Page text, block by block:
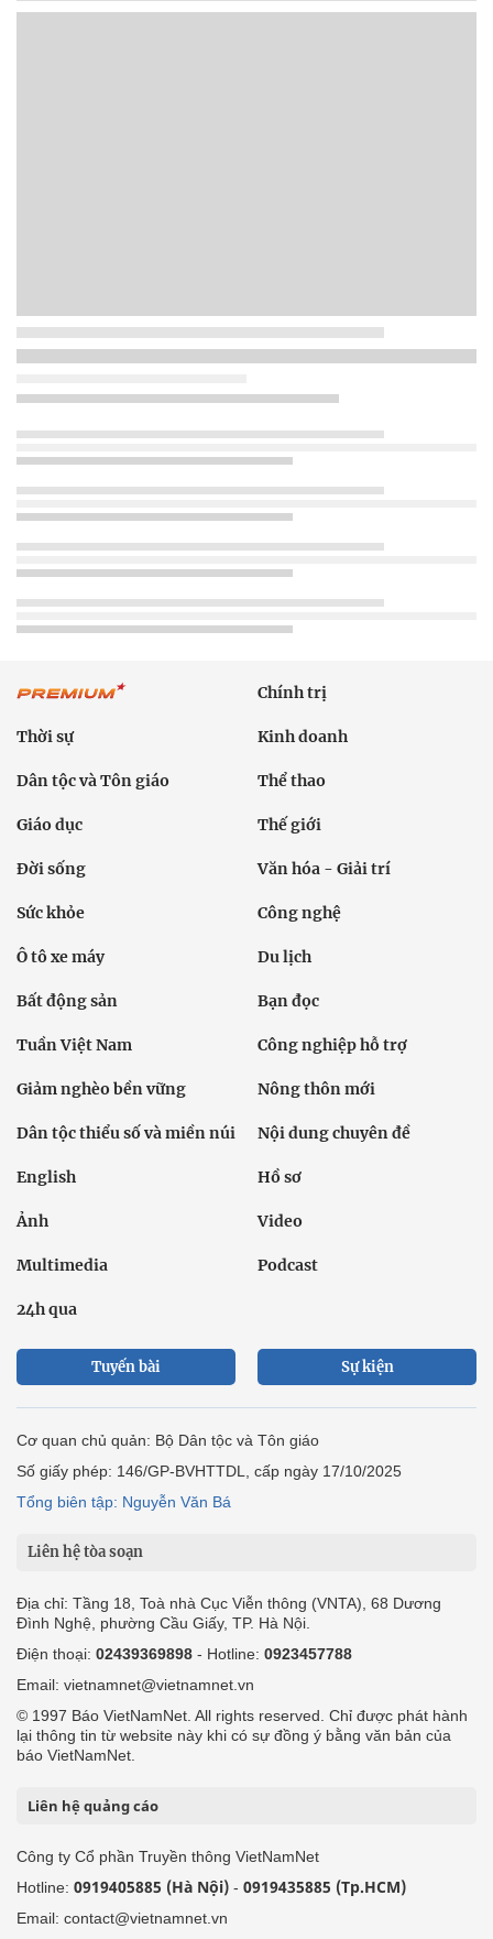
Chính trị
Thời sự Kinh doanh
Dân tộc và Tôn giáo Thể thao
Giáo dục Thế giới
Đời sống Văn hóa - Giải trí
Sức khỏe Công nghệ
Ô tô xe máy Du lịch
Bất động sản Bạn đọc
Tuần Việt Nam Công nghiệp hỗ trợ
Giảm nghèo bền vững Nông thôn mới
Dân tộc thiểu số và miền núi Nội dung chuyên đề
English Hồ sơ
Ảnh Video
Multimedia Podcast
24h qua
Tuyến bài Sự kiện
Cơ quan chủ quản: Bộ Dân tộc và Tôn giáo
Số giấy phép: 146/GP-BVHTTDL, cấp ngày 17/10/2025
Tổng biên tập: Nguyễn Văn Bá
Liên hệ tòa soạn
Địa chỉ: Tầng 18, Toà nhà Cục Viễn thông (VNTA), 68 Dương
Đình Nghệ, phường Cầu Giấy, TP. Hà Nội.
Điện thoại: 02439369898 - Hotline: 0923457788
Email: vietnamnet@vietnamnet.vn
© 1997 Báo VietNamNet. All rights reserved. Chỉ được phát hành
lại thông tin từ website này khi có sự đồng ý bằng văn bản của
báo VietNamNet.
Liên hệ quảng cáo
Công ty Cổ phần Truyền thông VietNamNet
Hotline: 0919405885 (Hà Nội) - 0919435885 (Tp.HCM)
Email: contact@vietnamnet.vn